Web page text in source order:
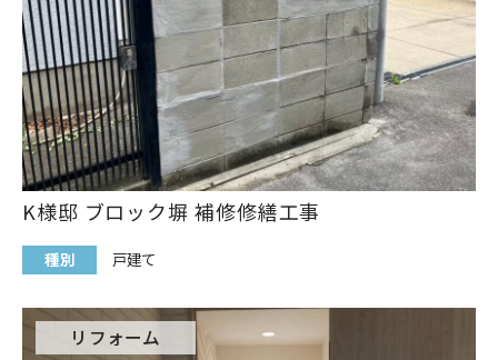
K様邸 ブロック塀 補修修繕工事
種別 戸建て
リフォーム